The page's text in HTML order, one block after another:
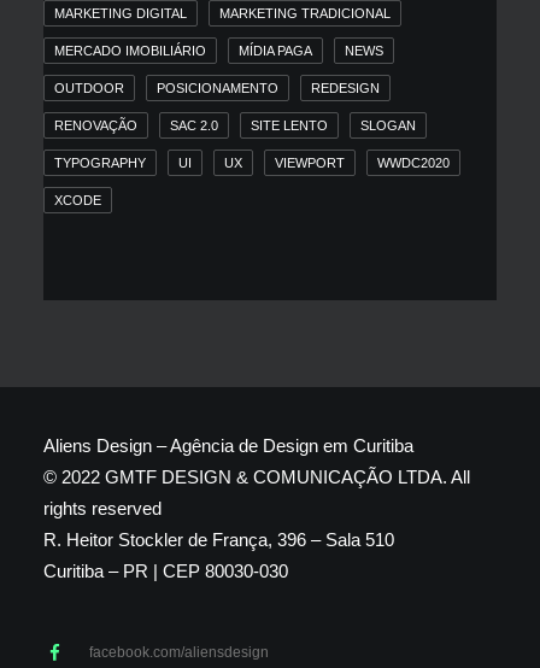
MARKETING DIGITAL MARKETING TRADICIONAL
MERCADO IMOBILIÁRIO MÍDIA PAGA NEWS
OUTDOOR POSICIONAMENTO REDESIGN
RENOVAÇÃO SAC 2.0 SITE LENTO SLOGAN
TYPOGRAPHY UI UX VIEWPORT WWDC2020
XCODE
Aliens Design – Agência de Design em Curitiba
© 2022 GMTF DESIGN & COMUNICAÇÃO LTDA. All
rights reserved
R. Heitor Stockler de França, 396 – Sala 510
Curitiba – PR | CEP 80030-030
facebook.com/aliensdesign